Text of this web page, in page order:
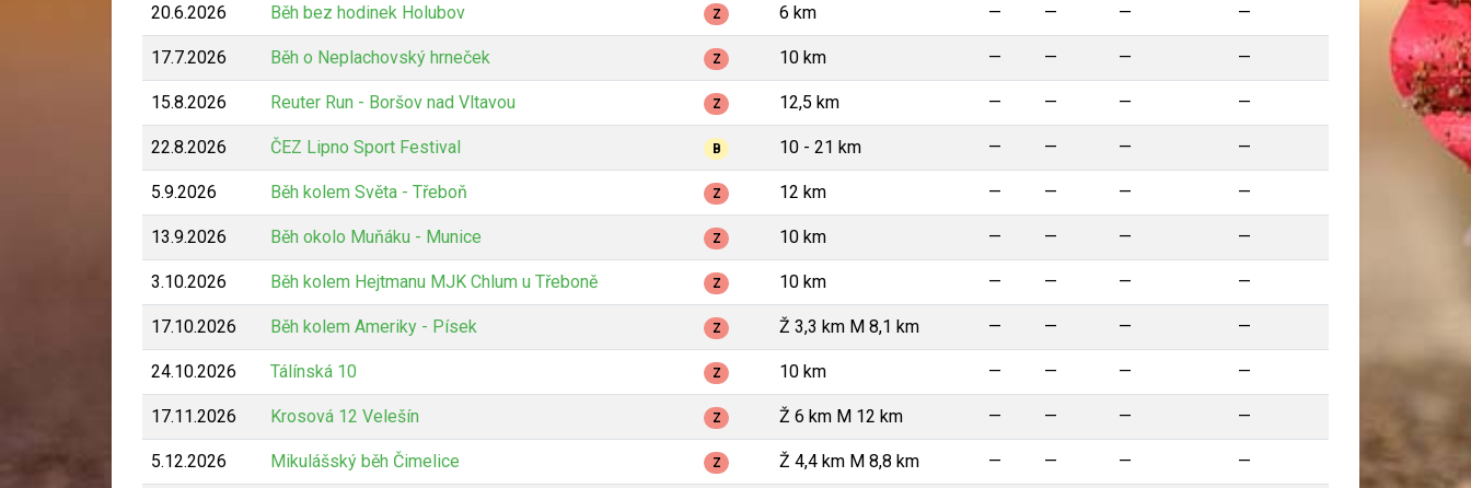
20.6.2026 Běh bez hodinek Holubov Z 6 km — — — —
17.7.2026 Běh o Neplachovský hrneček Z 10 km — — — —
15.8.2026 Reuter Run - Boršov nad Vltavou Z 12,5 km — — — —
22.8.2026 ČEZ Lipno Sport Festival B 10 - 21 km — — — —
5.9.2026 Běh kolem Světa - Třeboň Z 12 km — — — —
13.9.2026 Běh okolo Muňáku - Munice Z 10 km — — — —
3.10.2026 Běh kolem Hejtmanu MJK Chlum u Třeboně Z 10 km — — — —
17.10.2026 Běh kolem Ameriky - Písek Z Ž 3,3 km M 8,1 km — — — —
24.10.2026 Tálínská 10 Z 10 km — — — —
17.11.2026 Krosová 12 Velešín Z Ž 6 km M 12 km — — — —
5.12.2026 Mikulášský běh Čimelice Z Ž 4,4 km M 8,8 km — — — —